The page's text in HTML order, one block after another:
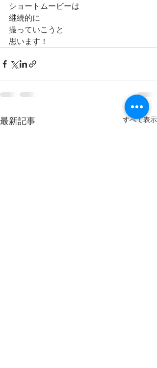
ショートムービーは
継続的に
撮っていこうと
思います！
最新記事 すべて表示